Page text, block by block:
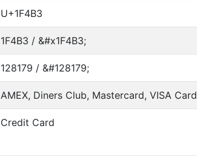
U+1F4B3
1F4B3 / &#x1F4B3;
128179 / &#128179;
AMEX, Diners Club, Mastercard, VISA Card
Credit Card